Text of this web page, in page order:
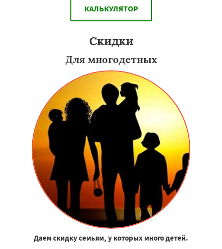
КАЛЬКУЛЯТОР
Скидки
Для многодетных
Даем скидку семьям, у которых много детей.